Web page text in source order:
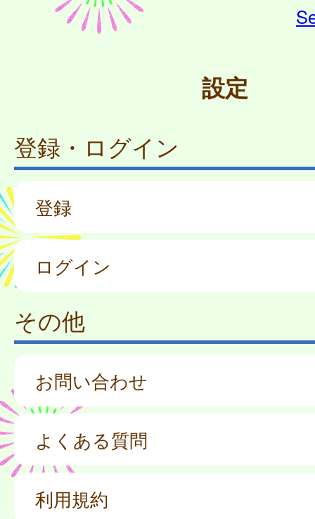
設定
登録・ログイン
登録
ログイン
その他
お問い合わせ
よくある質問
利用規約